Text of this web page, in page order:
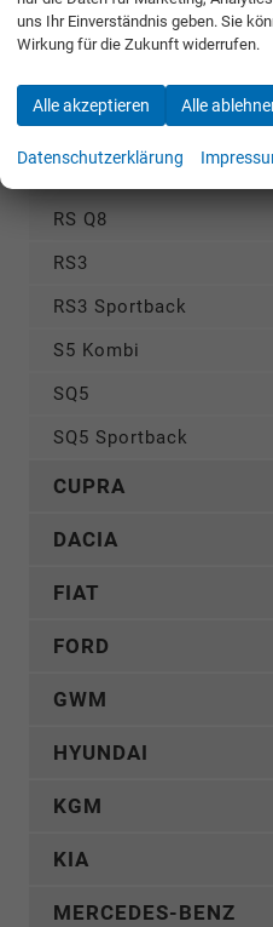
Q3 Sportback
Q5
Q5 Sportback
RS Q8
RS3
RS3 Sportback
S5 Kombi
SQ5
SQ5 Sportback
CUPRA
DACIA
FIAT
FORD
GWM
HYUNDAI
KGM
KIA
MERCEDES-BENZ
uns Ihr Einverständnis geben. Sie
Wirkung für die Zukunft widerrufen.
Alle akzeptieren Alle
Datenschutzerklärung